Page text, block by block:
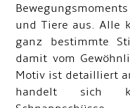
und Tiere aus. Alle
ganz bestimmte
damit vom
Motiv ist detailliert
handelt sich